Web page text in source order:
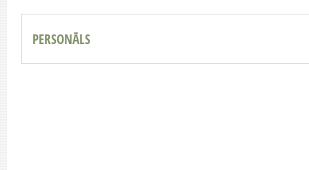
PERSONĀLS